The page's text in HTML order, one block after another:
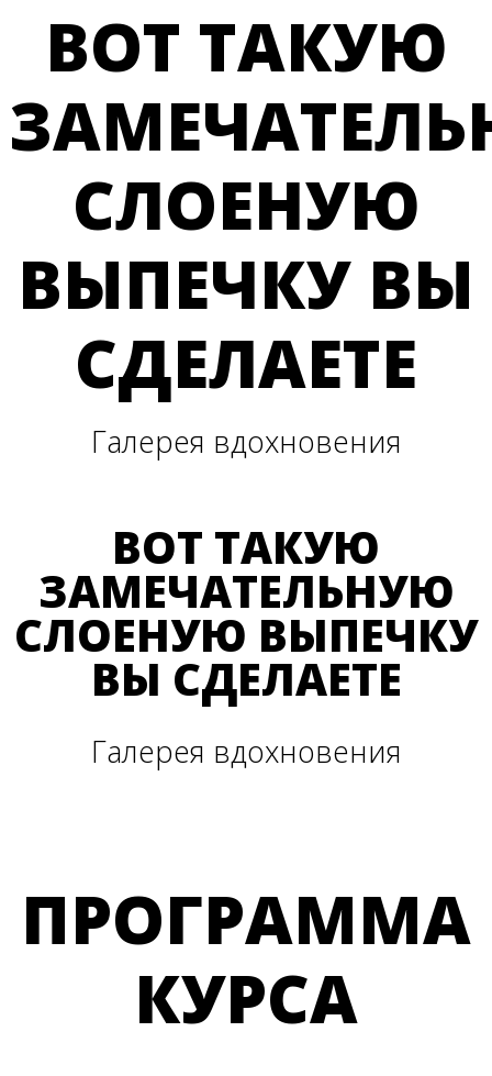
ВОТ ТАКУЮ
СЛОЕНУЮ
ВЫПЕЧКУ ВЫ
СДЕЛАЕТЕ
Галерея вдохновения
ВОТ ТАКУЮ
ЗАМЕЧАТЕЛЬНУЮ
СЛОЕНУЮ ВЫПЕЧКУ
ВЫ СДЕЛАЕТЕ
Галерея вдохновения
ПРОГРАММА
КУРСА